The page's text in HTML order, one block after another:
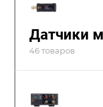
Датчики
46 товаров